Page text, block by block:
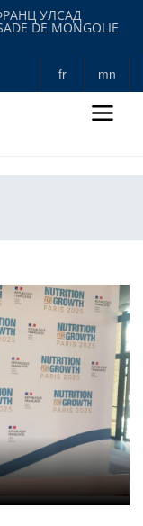
УЛСАД
DE MONGOLIE
fr mn